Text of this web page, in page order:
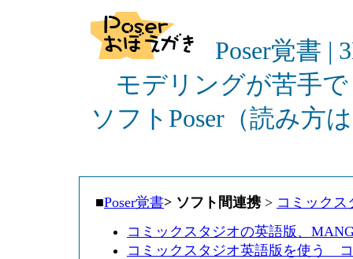
Poser覚書 |
モデリングが苦手で
ソフトPoser（読み方
■Poser覚書> ソフト間連携 > コミックス
コミックスタジオの英語版、
コミックスタジオ英語版を使う